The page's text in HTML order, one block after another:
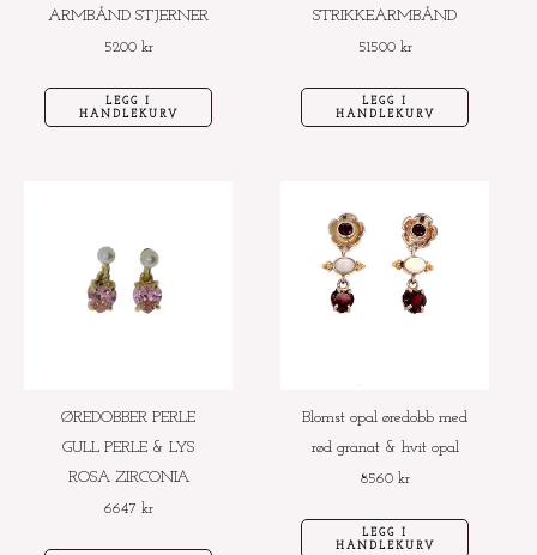
ARMBÅND STJERNER
5200 kr
LEGG I
HANDLEKURV
STRIKKEARMBÅND
51500 kr
LEGG I
HANDLEKURV
ØREDOBBER PERLE
GULL PERLE & LYS
ROSA ZIRCONIA
6647 kr
Blomst opal øredobb med
rød granat & hvit opal
8560 kr
LEGG I
HANDLEKURV